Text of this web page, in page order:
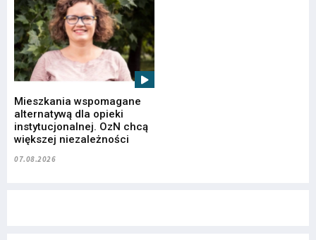
Mieszkania wspomagane
alternatywą dla opieki
instytucjonalnej. OzN chcą
większej niezależności
07.08.2026